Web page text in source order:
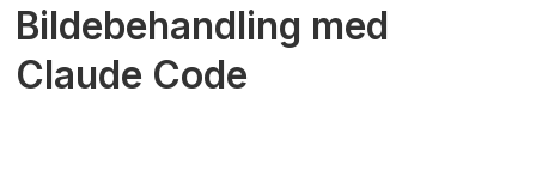
Bildebehandling med
Claude Code